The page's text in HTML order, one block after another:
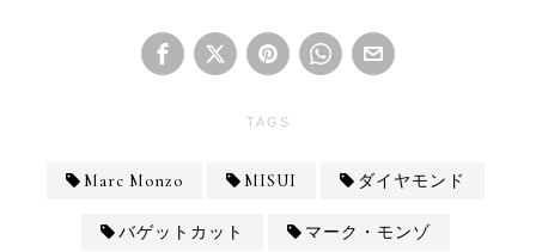
TAGS
Marc Monzo MISUI ダイヤモンド
バゲットカット マーク・モンゾ